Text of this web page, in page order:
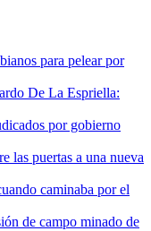
para pelear por
De La Espriella:
por gobierno
las puertas a una nueva
caminaba por el
de campo minado de